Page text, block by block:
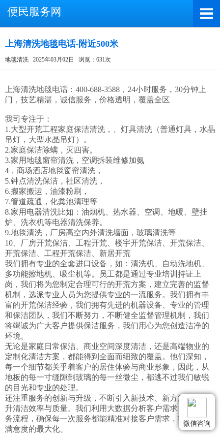
便民服务网
上海清洗地毯电话-附近500米
地毯清洗 2025年03月02日 浏览：631次
上海清洗地毯电话：400-688-3588，24小时服务，30分钟上
门，技艺精湛，诚信服务，价格透明，覆盖全区
我司专注于：
1.大型开荒工程家庭保洁清洗，、灯具清洗（普通灯具，水晶
吊灯，大型水晶吊灯）。
2.家庭保洁除螨，灭四害。
3.家用地毯窗帘清洗，空调拆装维修加氨
4，商场酒店地毯窗帘清洗，
5.钟点清洗保洁，社区清洗，
6.搬家搬运，油漆粉刷，
7.管道疏通，化粪池清理等
8.家用电器清洗比如：油烟机、热水器、空调、地暖、壁挂
炉、洗衣机等电器清洗保养。
9.地毯清洗，厂房高空内外清洗墙面，玻璃清洗等
10、厂房开荒保洁、工程开荒、楼宇开荒保洁、开荒保洁、
开荒保洁、工程开荒保洁、新居开荒
我们拥有专业的全套进口设备，如：清洗机、自动洗地机、
多功能擦地机、吸尘机等。员工都是通过专业培训持证上
岗，我们将为您制定合理可行的开荒方案，建立完善的监督
机制，选派专业人员为您提供专业的一流服务。我们拥有丰
富的开荒保洁经验，我们拥有先进的机器设备、专业的管理
和保洁团队，我们不断努力，不断健全监督管理机制，我们
将竭诚为广大客户提供保洁服务，我们用心为您创造洁净的
环境。
无论是家庭日常保洁、商业空间深度清洁，还是高端物业的
定制化清洁方案，都能得到全面而细致的覆盖。他们深知，
每一个细节都关乎着客户的居住体验与商业形象，因此，从
地板的每一寸缝隙到玻璃的每一丝微尘，都逃不过我们敏锐
的目光和专业的处理。
还注重服务的创新与升级，不断引入新技术、新方法，以提
升清洁效率与质量。我们利用大数据分析客户需求，优化服
务流程，确保每一次服务都能精准对接客户需求，实现客户
满意度的最大化。
微信咨询
微信号：A4000066885
（长按复制微信号，添加好友）
打开微信